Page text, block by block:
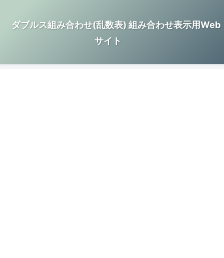
ダブルス組み合わせ(乱数表) 組み合わせ表示用Web
サイト